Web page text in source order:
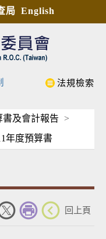
局 English
法規檢索
書及會計報告
年度預算書
回上頁